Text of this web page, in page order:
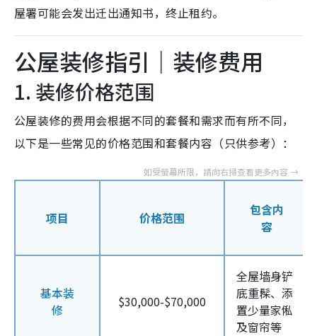
屋署可能会发出迁出通知书，终止租约。
公屋装修指引｜装修费用
1. 装修价格范围
公屋装修的费用会根据不同的套餐和需求而有所不同，
以下是一些常见的价格范围和套餐内容（只供参考）：
项目 价格范围
包含内
容
基本装
修
$30,000-$70,000
全屋墙身铲
底重髹、添
置少量家俬
及窗帘等